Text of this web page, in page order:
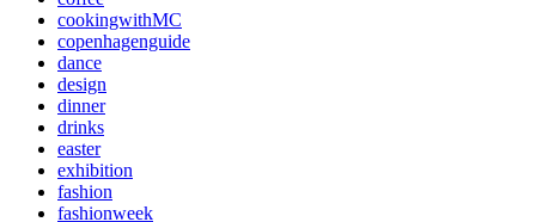
cookingwithMC
copenhagenguide
dance
design
dinner
drinks
easter
exhibition
fashion
fashionweek